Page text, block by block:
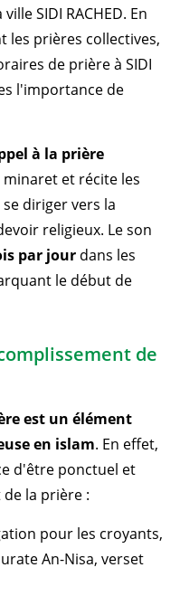
SIDI RACHED. En
les prières collectives,
de prière à SIDI
l'importance de
à la prière
et récite les
diriger vers la
religieux. Le son
par jour dans les
le début de
de
est un élément
en islam. En effet,
d'être ponctuel et
la prière :
pour les croyants,
An-Nisa, verset